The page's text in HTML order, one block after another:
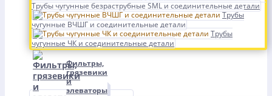
Трубы чугунные безраструбные SML и соединительные детали
Трубы
чугунные ВЧШГ и соединительные детали
Трубы
чугунные ЧК и соединительные детали
Фильтры,
грязевики
и
элеваторы